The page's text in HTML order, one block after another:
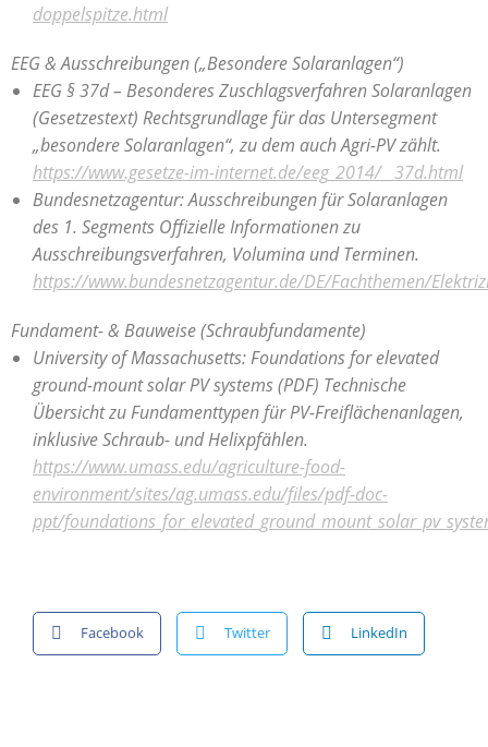
doppelspitze.html
EEG & Ausschreibungen („Besondere Solaranlagen“)
EEG § 37d – Besonderes Zuschlagsverfahren Solaranlagen
(Gesetzestext) Rechtsgrundlage für das Untersegment
„besondere Solaranlagen“, zu dem auch Agri-PV zählt.
https://www.gesetze-im-internet.de/eeg_2014/__37d.html
Bundesnetzagentur: Ausschreibungen für Solaranlagen
des 1. Segments Offizielle Informationen zu
Ausschreibungsverfahren, Volumina und Terminen.
https://www.bundesnetzagentur.de/DE/Fachthemen/
Fundament- & Bauweise (Schraubfundamente)
University of Massachusetts: Foundations for elevated
ground-mount solar PV systems (PDF) Technische
Übersicht zu Fundamenttypen für PV-Freiflächenanlagen,
inklusive Schraub- und Helixpfählen.
https://www.umass.edu/agriculture-food-
environment/sites/ag.umass.edu/files/pdf-doc-
ppt/
Facebook Twitter LinkedIn